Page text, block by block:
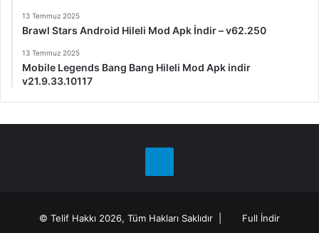
13 Temmuz 2025
Brawl Stars Android Hileli Mod Apk İndir – v62.250
13 Temmuz 2025
Mobile Legends Bang Bang Hileli Mod Apk indir
v21.9.33.10117
© Telif Hakkı 2026, Tüm Hakları Saklıdır | Full İndir